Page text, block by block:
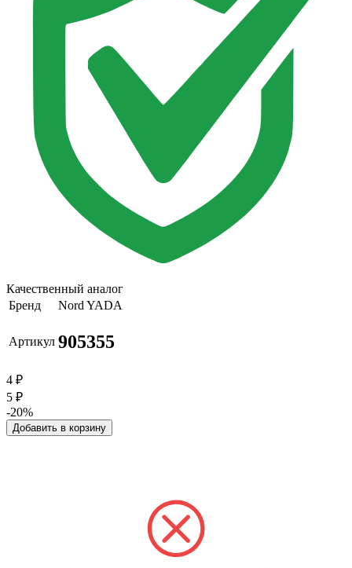
Качественный аналог
Бренд
Nord YADA
Артикул 905355
4 ₽
5 ₽
-20%
Добавить в корзину